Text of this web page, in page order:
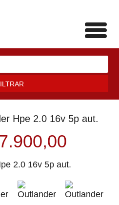
Hpe 2.0 16v 5p aut.